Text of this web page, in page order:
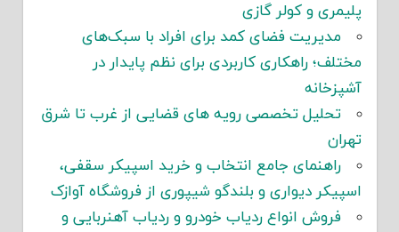
پلیمری و کولر گازی
مدیریت فضای کمد برای افراد با سبک‌های
مختلف؛ راهکاری کاربردی برای نظم پایدار در
آشپزخانه
تحلیل تخصصی رویه های قضایی از غرب تا شرق
تهران
راهنمای جامع انتخاب و خرید اسپیکر سقفی،
اسپیکر دیواری و بلندگو شیپوری از فروشگاه آوازک
فروش انواع ردیاب خودرو و ردیاب آهنربایی و